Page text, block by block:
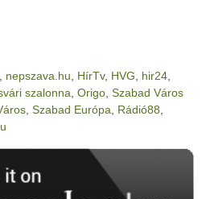
nepszava.hu HírTv, HVG hir24
szalonna Origo Szabad Város
Szabad Európa Rádió88